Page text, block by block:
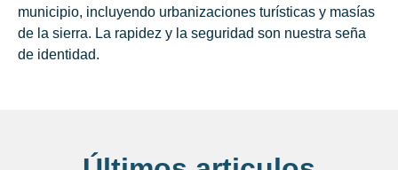
municipio, incluyendo urbanizaciones turísticas y masías
de la sierra. La rapidez y la seguridad son nuestra seña
de identidad.